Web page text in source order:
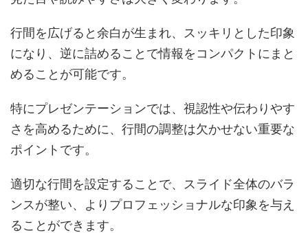
行間を広げると余白が生まれ、スッキリとした印象
になり、逆に詰めることで情報をコンパクトにまと
めることが可能です。
特にプレゼンテーションでは、視認性や伝わりやす
さを高めるために、行間の調整は欠かせない重要な
ポイントです。
適切な行間を設定することで、スライド全体のバラ
ンスが整い、よりプロフェッショナルな印象を与え
ることができます。